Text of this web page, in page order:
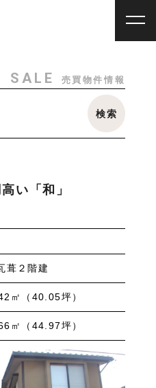
て
戸建 駐車場
リー
2K/2DK/2LDK
5K以上
SALE 売買物件情報
検索
い「和」
葺２階建
㎡（40.05坪）
㎡（44.97坪）